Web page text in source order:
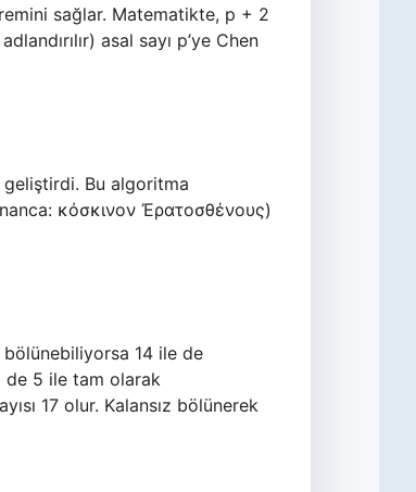
sağlar. Matematikte, p + 2
asal sayı p’ye Chen
geliştirdi. Bu algoritma
κόσκινον Ἐρατοσθένους)
bölünebiliyorsa 14 ile de
de 5 ile tam olarak
17 olur. Kalansız bölünerek